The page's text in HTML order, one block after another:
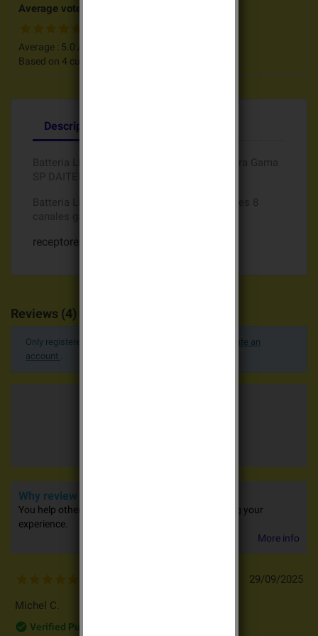
Average votes for this product
Average : 5.0
Based on 4 customers advices.
Descripción
Batteria Litio Batli02 7,2v 13Ah de origen para Gama
SP DAITEM
Batteria Litio Batli02 7,2v 13Ah por receptores 8
canales gama
receptore 8 canales 710-21X
Reviews (4)
Only registered users can post a review.
Log in or create an
account .
Why review our products?
You help other people in their purchases by sharing your
experience.
More info
29/09/2025
Michel C.
check_circle_outline
Verified Purchase